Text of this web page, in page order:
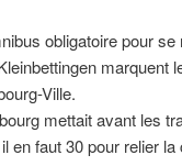
obligatoire pour
marquent
Ville.
mettait avant les
en faut 30 pour relier